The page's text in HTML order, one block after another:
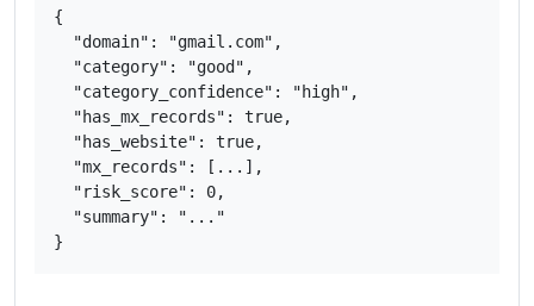
{
  "domain": "gmail.com",
  "category": "good",
  "category_confidence": "high",
  "has_mx_records": true,
  "has_website": true,
  "mx_records": [...],
  "risk_score": 0,
  "summary": "..."
}